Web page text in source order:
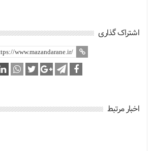
اشتراک گذاری
اخبار مرتبط